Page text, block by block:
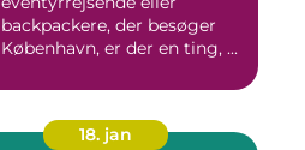
backpackere, der besøger
København, er der en ting, ...
18. jan